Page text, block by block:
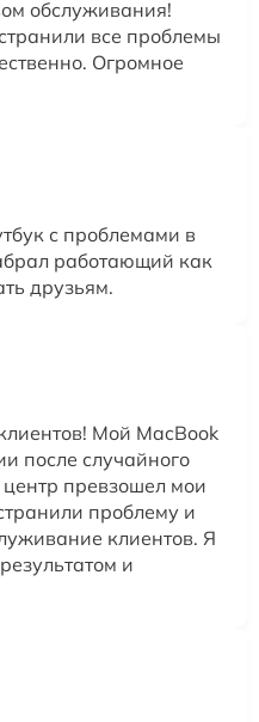
обслуживания!
все проблемы
Огромное
с проблемами в
работающий как
друзьям.
Мой MacBook
после случайного
превзошел мои
проблему и
клиентов. Я
и